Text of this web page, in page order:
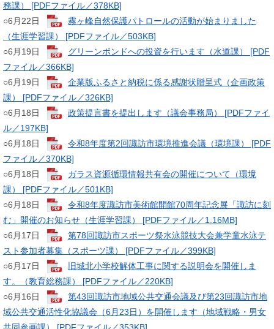
務課） [PDFファイル／378KB]
○6月22日
霧ヶ峰自然保護パトロールの活動が始まりました
（生涯学習課） [PDFファイル／503KB]
​○6月19日 ​​
グリーンボンドへの投資を行います（水道課） [PDF
ファイル／366KB]
​○6月19日 ​​
企業版ふるさと納税に係る感謝状贈呈式（企画政策
課） [PDFファイル／326KB]
​○6月18日 ​​
政策提言書を提出します（議会事務局） [PDFファイ
ル／197KB]
​○6月18日 ​
令和8年度第2回諏訪市環境推進会議（環境課） [PDF
ファイル／370KB]
​○6月18日
ガラス資源循環情報共有会の開催について（環境
課） [PDFファイル／501KB]
​○6月18日
令和8年度諏訪市美術館開館70周年記念展「諏訪に刻
む」開催のお知らせ（生涯学習課） [PDFファイル／1.16MB]
​○6月17日
第78回諏訪市スポーツ祭水泳競技大会兼学童水泳テ
スト参加者募集（スポーツ課） [PDFファイル／399KB]
​○6月17日
旧城北小学校解体工事に関する説明会を開催しま
す。（教育総務課） [PDFファイル／220KB]
○6月16日
第43回諏訪市地域公共交通会議及び第23回諏訪市地
域公共交通活性化協議会（6月23日）を開催します（地域戦略・男女